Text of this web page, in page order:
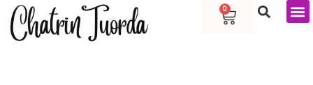
Hoppa
innehåll
0
Varukorg
Obligatoriskt
Obligatoriskt